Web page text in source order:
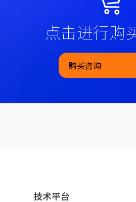
点击进行购
购买咨询
技术平台